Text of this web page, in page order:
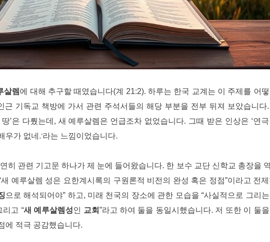
살렘 에 대해 추구할 때였습니다(계 21:2). 하루는 한국 교계는 이 주제를 어
근 기독교 책방에 가서 관련 주석서들의 해당 부분을 전부 뒤져 보았습니다.
’은 다뤘는데, 새 예루살렘은 언급조차 없었습니다. 그때 받은 인상은 ‘연극
우가 없네.’라는 느낌이었습니다.
히 관련 기고문 하나가 제 눈에 들어왔습니다. 한 보수 교단 신학교 총장을
예루살렘 성은 요한계시록의 구원론적 비전의 완성 혹은 정점”이라고 전
으로 해석되어야” 하고, 미래 천국의 장소에 관한 모습을 “사실적으로 그리
리고 “새 예루살렘성인 교회 ”라고 하여 둘을 동일시했습니다. 저 또한 이 둘을
에 적극 공감했습니다.